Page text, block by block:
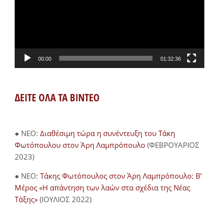
00:00 01:32:36
ΔΕΙΤΕ ΟΛΑ ΤΑ ΒΙΝΤΕΟ
● NEO: Διαθέσιμη τώρα η συνέντευξη του Τάκη
Φωτόπουλου στον Άρη Λαμπρόπουλο (ΦΕΒΡΟΥΑΡΙΟΣ
2023)
● NEO: Τάκης Φωτόπουλος στον Άρη Λαμπρόπουλο: Β’
Μέρος «Η απάντηση των λαών στα σχέδια της Νέας
Τάξης» (ΙΟΥΛΙΟΣ 2022)